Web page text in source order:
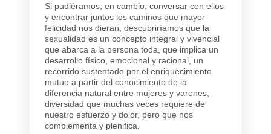
Si pudiéramos, en cambio, conversar con ellos
y encontrar juntos los caminos que mayor
felicidad nos dieran, descubriríamos que la
sexualidad es un concepto integral y vivencial
que abarca a la persona toda, que implica un
desarrollo físico, emocional y racional, un
recorrido sustentado por el enriquecimiento
mutuo a partir del conocimiento de la
diferencia natural entre mujeres y varones,
diversidad que muchas veces requiere de
nuestro esfuerzo y dolor, pero que nos
complementa y plenifica.